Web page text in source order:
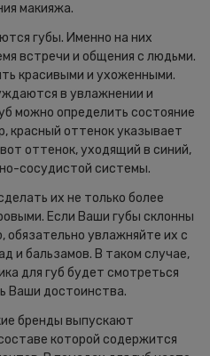
макияжа.
губы. Именно на них
встречи и общения с людьми.
красивыми и ухоженными.
в увлажнении и
можно определить состояние
красный оттенок указывает
оттенок, уходящий в синий,
сосудистой системы.
их не только более
Если Ваши губы склонны
увлажняйте их с
и бальзамов. В таком случае,
для губ будет смотреться
Ваши достоинства.
бренды выпускают
которой содержится